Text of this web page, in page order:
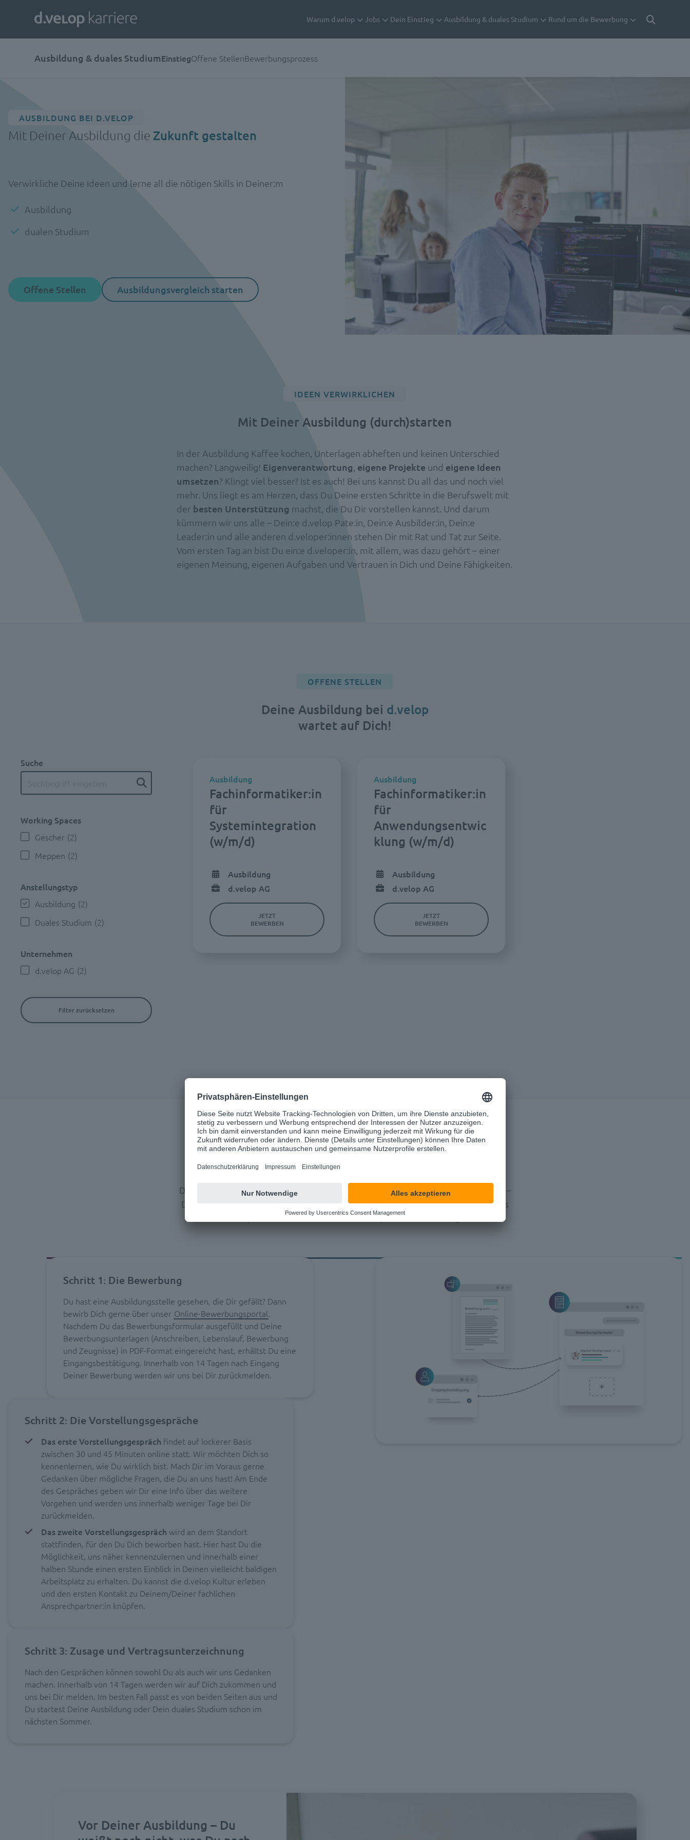
Warum d.velop Jobs Dein Einstieg Ausbildung & duales Studium Rund um die Bewerbung
Ausbildung & duales StudiumEinstiegOffene StellenBewerbungsprozess
AUSBILDUNG BEI D.VELOP
Mit Deiner Ausbildung die Zukunft gestalten
Verwirkliche Deine Ideen und lerne all die nötigen Skills in Deiner:m
Ausbildung
dualen Studium
Offene Stellen Ausbildungsvergleich starten
IDEEN VERWIRKLICHEN
Mit Deiner Ausbildung (durch)starten
In der Ausbildung Kaffee kochen, Unterlagen abheften und keinen Unterschied
machen? Langweilig! Eigenverantwortung, eigene Projekte und eigene Ideen
umsetzen? Klingt viel besser? Ist es auch! Bei uns kannst Du all das und noch viel
mehr. Uns liegt es am Herzen, dass Du Deine ersten Schritte in die Berufswelt mit
der besten Unterstützung machst, die Du Dir vorstellen kannst. Und darum
kümmern wir uns alle – Dein:e d.velop Pate:in, Dein:e Ausbilder:in, Dein:e
Leader:in und alle anderen d.veloper:innen stehen Dir mit Rat und Tat zur Seite.
Vom ersten Tag an bist Du ein:e d.veloper:in, mit allem, was dazu gehört – einer
eigenen Meinung, eigenen Aufgaben und Vertrauen in Dich und Deine Fähigkeiten.
OFFENE STELLEN
Deine Ausbildung bei d.velop
wartet auf Dich!
Suche
Working Spaces
Gescher (2)
Meppen (2)
Anstellungstyp
Ausbildung (2)
Duales Studium (2)
Unternehmen
d.velop AG (2)
Filter zurücksetzen
Fachinformatiker:in
für
Systemintegration
(w/m/d)
Ausbildung
Ausbildung
d.velop AG
JETZT
BEWERBEN
Fachinformatiker:in
für
Anwendungsentwic
klung (w/m/d)
Ausbildung
Ausbildung
d.velop AG
JETZT
BEWERBEN
Der Bewerbungsprozess ist von Unternehmen zu Unternehmen unterschiedlich –
Damit Du einen Eindruck von unseren Vorstellungsgesprächen und dem Prozess
bekommst, haben wir Dir alle Schritte transparent zusammengefasst.
Schritt 1: Die Bewerbung
Du hast eine Ausbildungsstelle gesehen, die Dir gefällt? Dann
bewirb Dich gerne über unser Online-Bewerbungsportal.
Nachdem Du das Bewerbungsformular ausgefüllt und Deine
Bewerbungsunterlagen (Anschreiben, Lebenslauf, Bewerbung
und Zeugnisse) in PDF-Format eingereicht hast, erhältst Du eine
Eingangsbestätigung. Innerhalb von 14 Tagen nach Eingang
Deiner Bewerbung werden wir uns bei Dir zurückmelden.
Schritt 2: Die Vorstellungsgespräche
Das erste Vorstellungsgespräch findet auf lockerer Basis
zwischen 30 und 45 Minuten online statt. Wir möchten Dich so
kennenlernen, wie Du wirklich bist. Mach Dir im Voraus gerne
Gedanken über mögliche Fragen, die Du an uns hast! Am Ende
des Gespräches geben wir Dir eine Info über das weitere
Vorgehen und werden uns innerhalb weniger Tage bei Dir
zurückmelden.
Das zweite Vorstellungsgespräch wird an dem Standort
stattfinden, für den Du Dich beworben hast. Hier hast Du die
Möglichkeit, uns näher kennenzulernen und innerhalb einer
halben Stunde einen ersten Einblick in Deinen vielleicht baldigen
Arbeitsplatz zu erhalten. Du kannst die d.velop Kultur erleben
und den ersten Kontakt zu Deinem/Deiner fachlichen
Ansprechpartner:in knüpfen.
Schritt 3: Zusage und Vertragsunterzeichnung
Nach den Gesprächen können sowohl Du als auch wir uns Gedanken
machen. Innerhalb von 14 Tagen werden wir auf Dich zukommen und
uns bei Dir melden. Im besten Fall passt es von beiden Seiten aus und
Du startest Deine Ausbildung oder Dein duales Studium schon im
nächsten Sommer.
Vor Deiner Ausbildung – Du